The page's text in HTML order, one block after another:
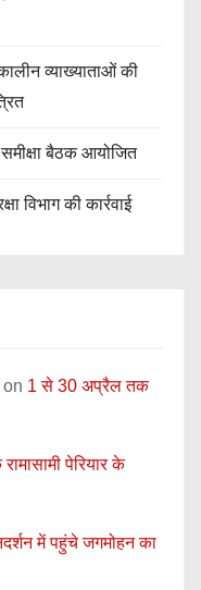
व्याख्याताओं की
बैठक आयोजित
विभाग की कार्रवाई
on 1 से 30 अप्रैल तक
पेरियार के
में पहुंचे जगमोहन का